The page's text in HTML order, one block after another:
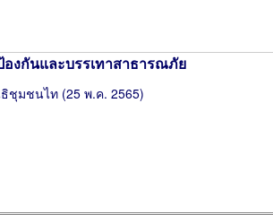
งกันและบรรเทาสาธารณภัย
ชุมชนไท (25 พ.ค. 2565)